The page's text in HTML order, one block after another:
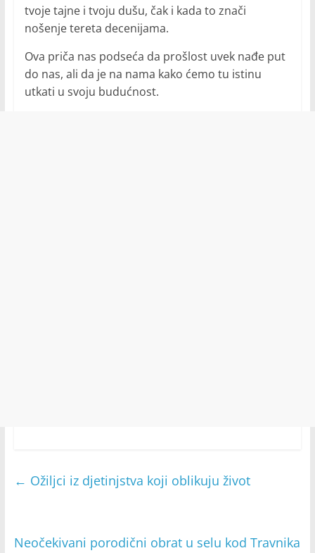
tvoje tajne i tvoju dušu, čak i kada to znači
nošenje tereta decenijama.
Ova priča nas podseća da prošlost uvek nađe put
do nas, ali da je na nama kako ćemo tu istinu
utkati u svoju budućnost.
← Ožiljci iz djetinjstva koji oblikuju život
Neočekivani porodični obrat u selu kod Travnika